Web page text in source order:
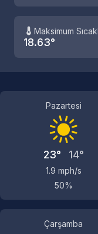
Maksimum
18.63°
Pazartesi
23° 14°
1.9 mph/s
50%
Çarşamba